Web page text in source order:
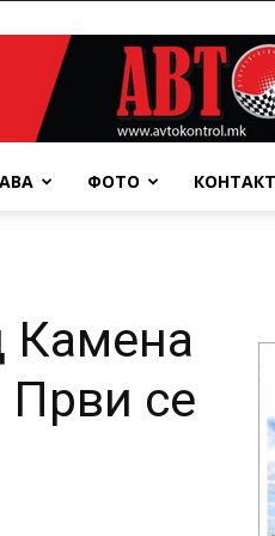
ФОТО КОНТАКТ
Камена
Први се